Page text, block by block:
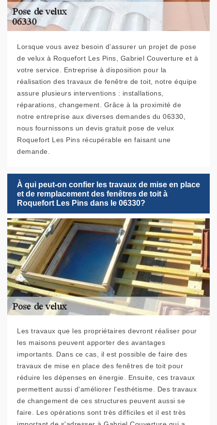
Lorsque vous avez besoin d’assurer un projet de pose
de velux à Roquefort Les Pins, Gabriel Couverture et à
votre service. Entreprise à disposition pour la
réalisation des travaux de fenêtre de toit, notre équipe
assure plusieurs interventions : installations,
réparations, changement. Grâce à la proximité de
notre entreprise aux diverses demandes du 06330,
nous fournissons un devis gratuit pose de velux
Roquefort Les Pins récupérable en faisant une
demande.
À qui peut-on confier les travaux de mise en place
et de remplacement des fenêtres de toit à
Roquefort Les Pins dans le 06330?
Les travaux que les propriétaires devront réaliser pour
les maisons peuvent apporter des avantages
importants. Dans ce cas, il est possible de faire des
travaux de mise en place des fenêtres de toit pour
réduire les dépenses en énergie. Ensuite, ces travaux
permettent aussi d'améliorer l'esthétisme. Des travaux
de changement de ces structures peuvent aussi se
faire. Les opérations sont très difficiles et il est très